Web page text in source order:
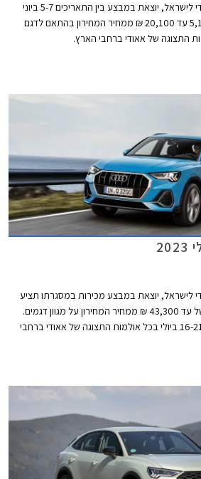
צ'מפיון מוטורס, יבואנית אאודי לישראל, יוצאת במבצע בין התאריכים 5-7 ביוני
2024 ומציעה הנחות של 5,100 עד 20,100 ₪ ממחיר המחירון בהתאם לדגם
התצוגה של אאודי ברחבי הארץ.
לישראל, יוצאת במבצע מכירות במסגרתו תציע
לרוכשים הנחה משמעותית של עד 43,300 ₪ ממחיר המחירון על מגוון דגמים.
המבצע יערך בין התאריכים 16-21 ביולי בכל אולמות התצוגה של אאודי ברחבי